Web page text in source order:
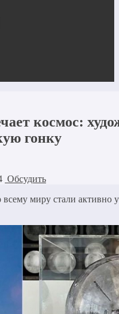
космос:
гонку
Обсудить
миру стали активно